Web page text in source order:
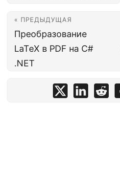
« ПРЕДЫДУЩАЯ
Преобразование
LaTeX в PDF на C#
.NET